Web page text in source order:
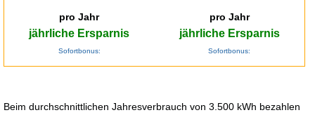
pro Jahr
jährliche Ersparnis
Sofortbonus:
pro Jahr
jährliche Ersparnis
Sofortbonus:
Beim durchschnittlichen Jahresverbrauch von 3.500 kWh bezahlen